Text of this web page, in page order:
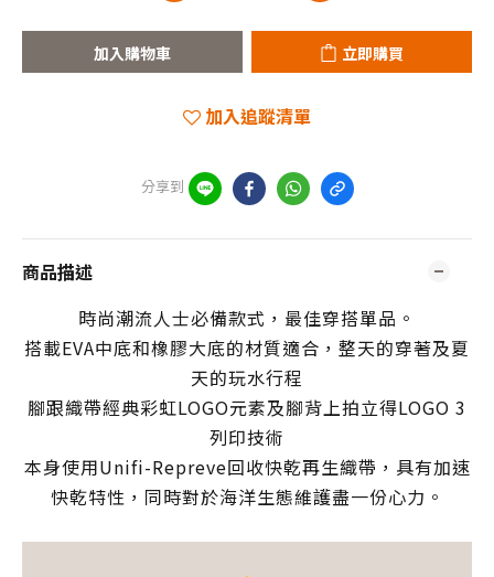
加入購物車 立即購買
加入追蹤清單
分享到
商品描述
時尚潮流人士必備款式，最佳穿搭單品。
搭載EVA中底和橡膠大底的材質適合，整天的穿著及夏
天的玩水行程
腳跟織帶經典彩虹LOGO元素及腳背上拍立得LOGO 3
列印技術
本身使用Unifi-Repreve回收快乾再生織帶，具有加速
快乾特性，同時對於海洋生態維護盡一份心力。